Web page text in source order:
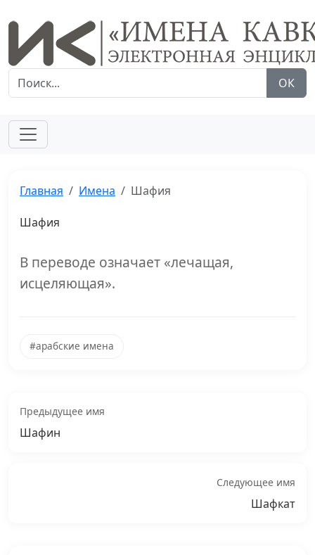
ОК
Главная Имена Шафия
Шафия
В переводе означает «лечащая,
исцеляющая».
#арабские имена
Предыдущее имя
Шафин
Следующее имя
Шафкат